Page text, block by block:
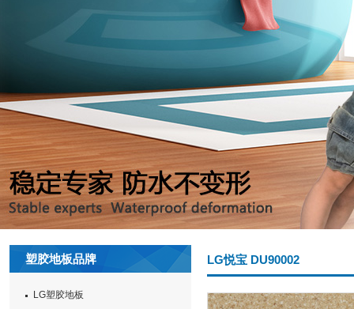
塑胶地板品牌
LG塑胶地板
LG悦宝 DU90002